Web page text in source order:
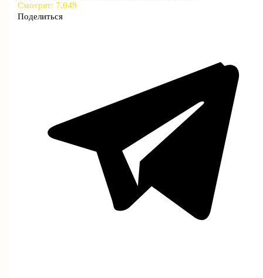
Смотрят: 7,049
Поделиться